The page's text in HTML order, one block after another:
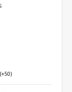
(+50)